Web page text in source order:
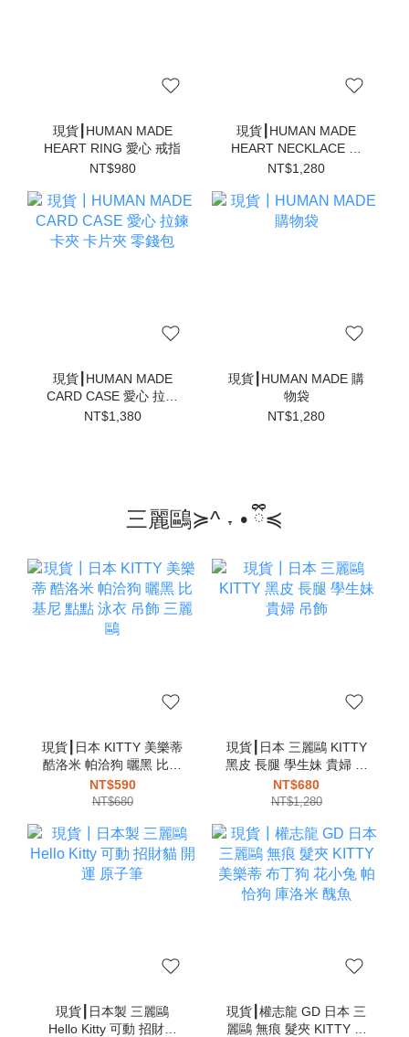
現貨┃HUMAN MADE
HEART RING 愛心 戒指
NT$980
現貨┃HUMAN MADE
HEART NECKLACE 愛
心 項鍊
NT$1,280
現貨┃HUMAN MADE
CARD CASE 愛心 拉鍊
卡夾 卡片夾 零錢包
NT$1,380
現貨┃HUMAN MADE 購
物袋
NT$1,280
三麗鷗≽^ ˕ • ྀི≼
現貨┃日本 KITTY 美樂蒂
酷洛米 帕洽狗 曬黑 比基
尼 點點 泳衣 吊飾 三麗鷗
NT$590
NT$680
現貨┃日本 三麗鷗 KITTY
黑皮 長腿 學生妹 貴婦 吊
飾
NT$680
NT$1,280
現貨┃日本製 三麗鷗
Hello Kitty 可動 招財貓
現貨┃權志龍 GD 日本 三
麗鷗 無痕 髮夾 KITTY 美